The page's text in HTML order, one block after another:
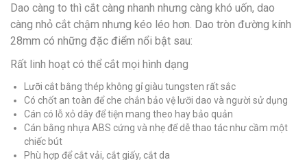
Dao càng to thì cắt càng nhanh nhưng càng khó uốn, dao
càng nhỏ cắt chậm nhưng kéo léo hơn. Dao tròn đường kính
28mm có những đặc điểm nổi bật sau:
Rất linh hoạt có thể cắt mọi hình dạng
Lưỡi cắt bằng thép không gỉ giàu tungsten rất sắc
Có chốt an toàn để che chắn bảo vệ lưỡi dao và người sử dụng
Cán có lỗ xỏ dây để tiện mang theo hay bảo quản
Cán bằng nhựa ABS cứng và nhẹ để dễ thao tác như cầm một
chiếc bút
Phù hợp để cắt vải, cắt giấy, cắt da